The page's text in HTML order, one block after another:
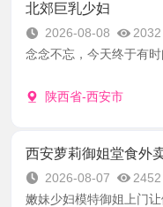
北郊巨乳少妇
2026-08-08
2032
念念不忘，今天终于有
陕西省-西安市
西安萝莉御姐堂食外
2026-08-07
2452
嫩妹少妇模特御姐上门